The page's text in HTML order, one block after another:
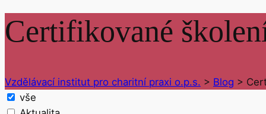
Certifikované
Vzdělávací institut pro charitní praxi o.p.s. > Blog >
vše